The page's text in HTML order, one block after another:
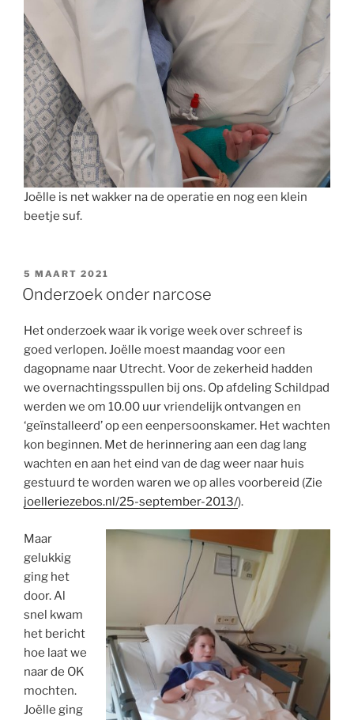
Joëlle is net wakker na de operatie en nog een klein
beetje suf.
GEPLAATST
OP
5 MAART 2021
Onderzoek onder narcose
Het onderzoek waar ik vorige week over schreef is
goed verlopen. Joëlle moest maandag voor een
dagopname naar Utrecht. Voor de zekerheid hadden
we overnachtingsspullen bij ons. Op afdeling Schildpad
werden we om 10.00 uur vriendelijk ontvangen en
‘geïnstalleerd’ op een eenpersoonskamer. Het wachten
kon beginnen. Met de herinnering aan een dag lang
wachten en aan het eind van de dag weer naar huis
gestuurd te worden waren we op alles voorbereid (Zie
joelleriezebos.nl/25-september-2013/).
Maar
gelukkig
ging het
door. Al
snel kwam
het bericht
hoe laat we
naar de OK
mochten.
Joëlle ging